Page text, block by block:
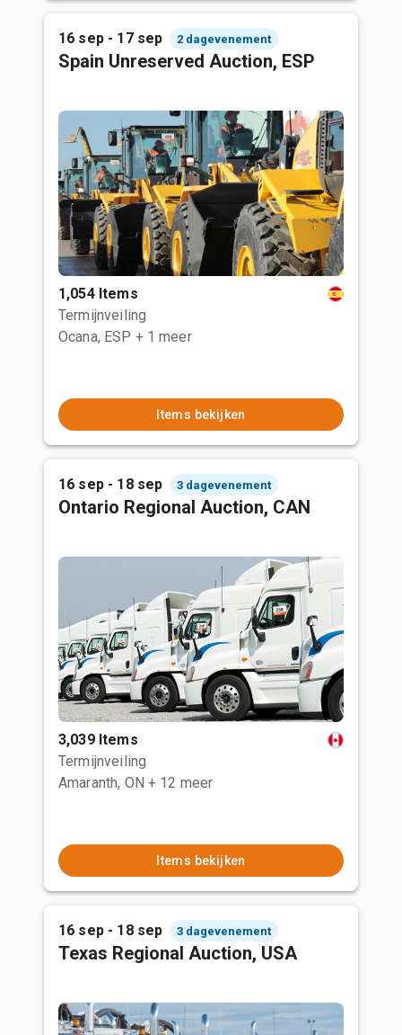
16 sep - 17 sep 2 dagevenement
Spain Unreserved Auction, ESP
1,054 Items
Termijnveiling
Ocana, ESP + 1 meer
Items bekijken
16 sep - 18 sep 3 dagevenement
Ontario Regional Auction, CAN
3,039 Items
Termijnveiling
Amaranth, ON + 12 meer
Items bekijken
16 sep - 18 sep 3 dagevenement
Texas Regional Auction, USA